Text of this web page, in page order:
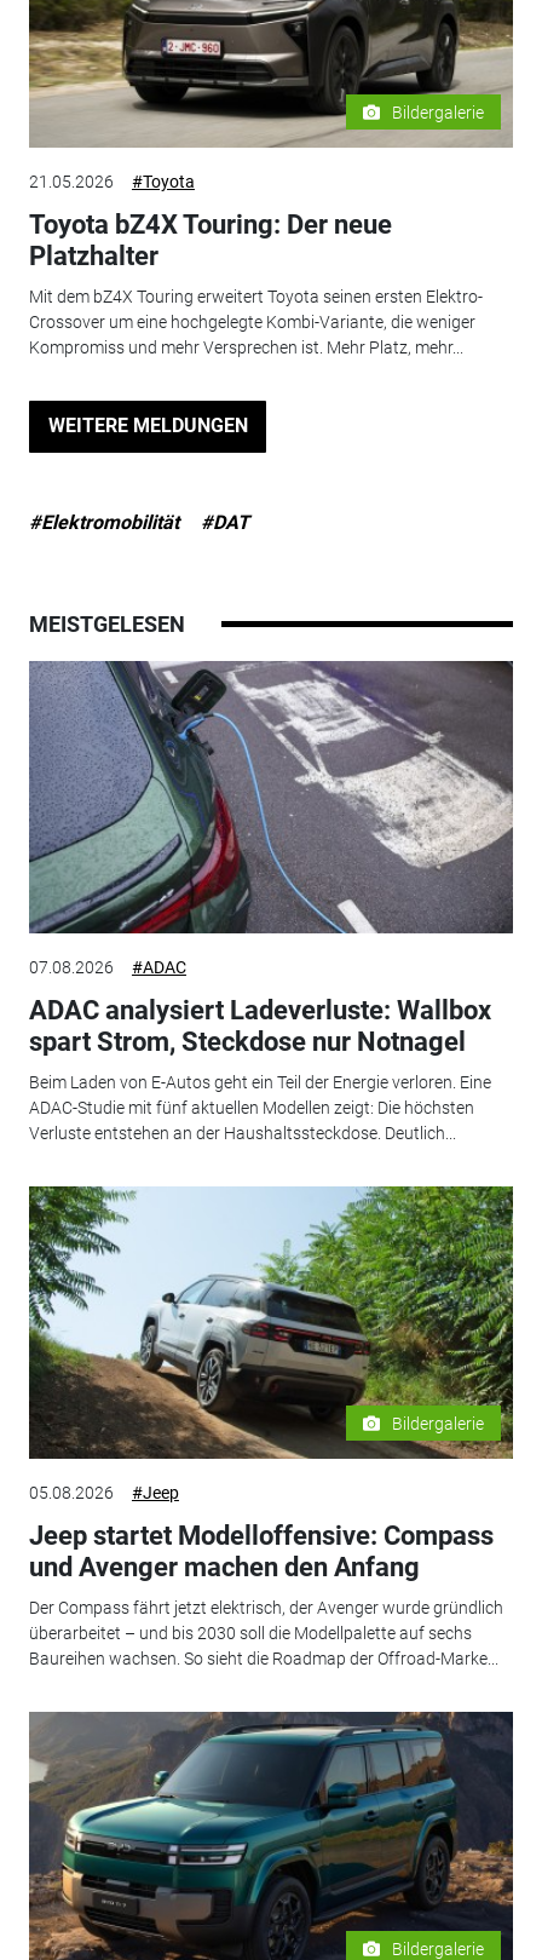
Bildergalerie
21.05.2026 #Toyota
Toyota bZ4X Touring: Der neue
Platzhalter
Mit dem bZ4X Touring erweitert Toyota seinen ersten Elektro-
Crossover um eine hochgelegte Kombi-Variante, die weniger
Kompromiss und mehr Versprechen ist. Mehr Platz, mehr...
WEITERE MELDUNGEN
#Elektromobilität #DAT
MEISTGELESEN
07.08.2026 #ADAC
ADAC analysiert Ladeverluste: Wallbox
spart Strom, Steckdose nur Notnagel
Beim Laden von E-Autos geht ein Teil der Energie verloren. Eine
ADAC-Studie mit fünf aktuellen Modellen zeigt: Die höchsten
Verluste entstehen an der Haushaltssteckdose. Deutlich...
Bildergalerie
05.08.2026 #Jeep
Jeep startet Modelloffensive: Compass
und Avenger machen den Anfang
Der Compass fährt jetzt elektrisch, der Avenger wurde gründlich
überarbeitet – und bis 2030 soll die Modellpalette auf sechs
Baureihen wachsen. So sieht die Roadmap der Offroad-Marke...
Bildergalerie